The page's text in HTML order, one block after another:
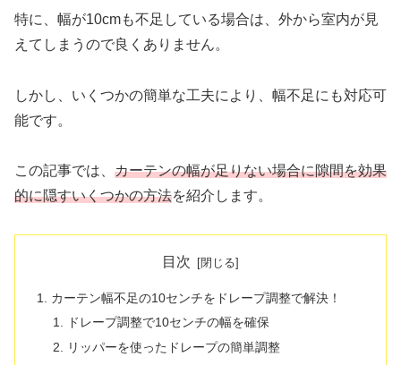
特に、幅が10cmも不足している場合は、外から室内が見
えてしまうので良くありません。
しかし、いくつかの簡単な工夫により、幅不足にも対応可
能です。
この記事では、 カーテンの幅が足りない場合に隙間を効果
的に隠すいくつかの方法を紹介します。
目次
カーテン幅不足の10センチをドレープ調整で解決！
ドレープ調整で10センチの幅を確保
リッパーを使ったドレープの簡単調整